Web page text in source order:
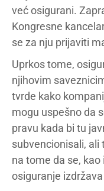
već osigurani.
Kongresne
se za nju prijaviti
Uprkos tome,
njihovim
tvrde kako
mogu uspešno da
pravu kada bi tu
subvencionisali, ali
na tome da se,
osiguranje